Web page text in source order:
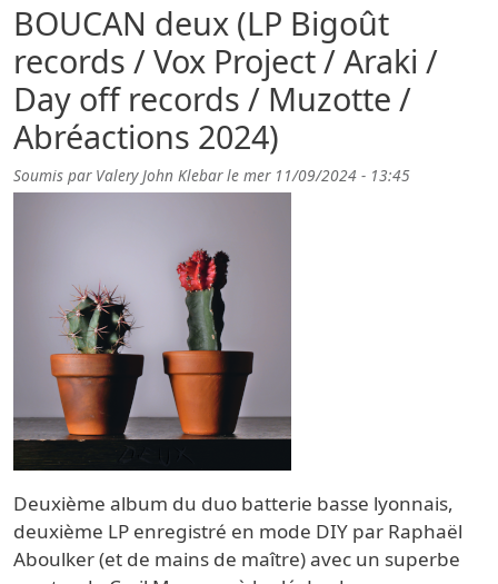
BOUCAN deux (LP Bigoût
records / Vox Project / Araki /
Day off records / Muzotte /
Abréactions 2024)
Soumis par Valery John Klebarle mer 11/09/2024 - 13:45
Deuxième album du duo batterie basse lyonnais,
deuxième LP enregistré en mode DIY par Raphaël
Aboulker (et de mains de maître) avec un superbe